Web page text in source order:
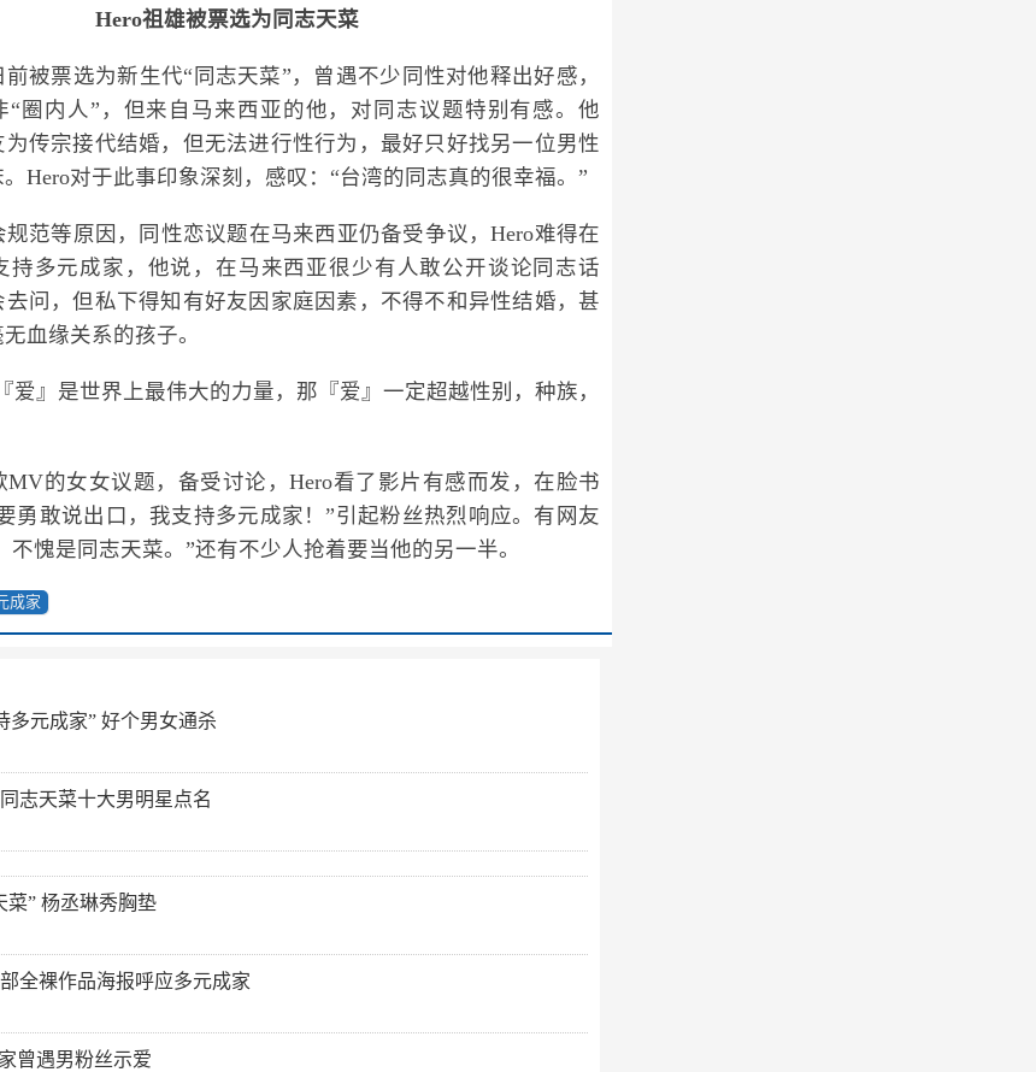
Hero祖雄被票选为同志天菜
前被票选为新生代“同志天菜”，曾遇不少同性对他释出好感，
“圈内人”，但来自马来西亚的他，对同志议题特别有感。他
传宗接代结婚，但无法进行性行为，最好只好找另一位男性
Hero对于此事印象深刻，感叹：“台湾的同志真的很幸福。”
规范等原因，同性恋议题在马来西亚仍备受争议，Hero难得在
持多元成家，他说，在马来西亚很少有人敢公开谈论同志话
问，但私下得知有好友因家庭因素，不得不和异性结婚，甚
血缘关系的孩子。
爱』是世界上最伟大的力量，那『爱』一定超越性别，种族，
MV的女女议题，备受讨论，Hero看了影片有感而发，在脸书
勇敢说出口，我支持多元成家！”引起粉丝热烈响应。有网友
不愧是同志天菜。”还有不少人抢着要当他的另一半。
成家
多元成家” 好个男女通杀
志天菜十大男明星点名
菜” 杨丞琳秀胸垫
全裸作品海报呼应多元成家
曾遇男粉丝示爱